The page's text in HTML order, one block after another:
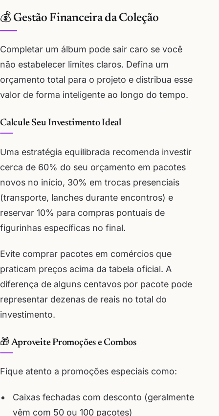
💰 Gestão Financeira da Coleção
Completar um álbum pode sair caro se você
não estabelecer limites claros. Defina um
orçamento total para o projeto e distribua esse
valor de forma inteligente ao longo do tempo.
Calcule Seu Investimento Ideal
Uma estratégia equilibrada recomenda investir
cerca de 60% do seu orçamento em pacotes
novos no início, 30% em trocas presenciais
(transporte, lanches durante encontros) e
reservar 10% para compras pontuais de
figurinhas específicas no final.
Evite comprar pacotes em comércios que
praticam preços acima da tabela oficial. A
diferença de alguns centavos por pacote pode
representar dezenas de reais no total do
investimento.
🎁 Aproveite Promoções e Combos
Fique atento a promoções especiais como:
Caixas fechadas com desconto (geralmente
vêm com 50 ou 100 pacotes)